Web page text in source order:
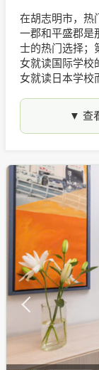
在胡志明市，热
一郡和平盛郡是
士的热门选择；
女就读国际学校
女就读日本学校
▼ 查